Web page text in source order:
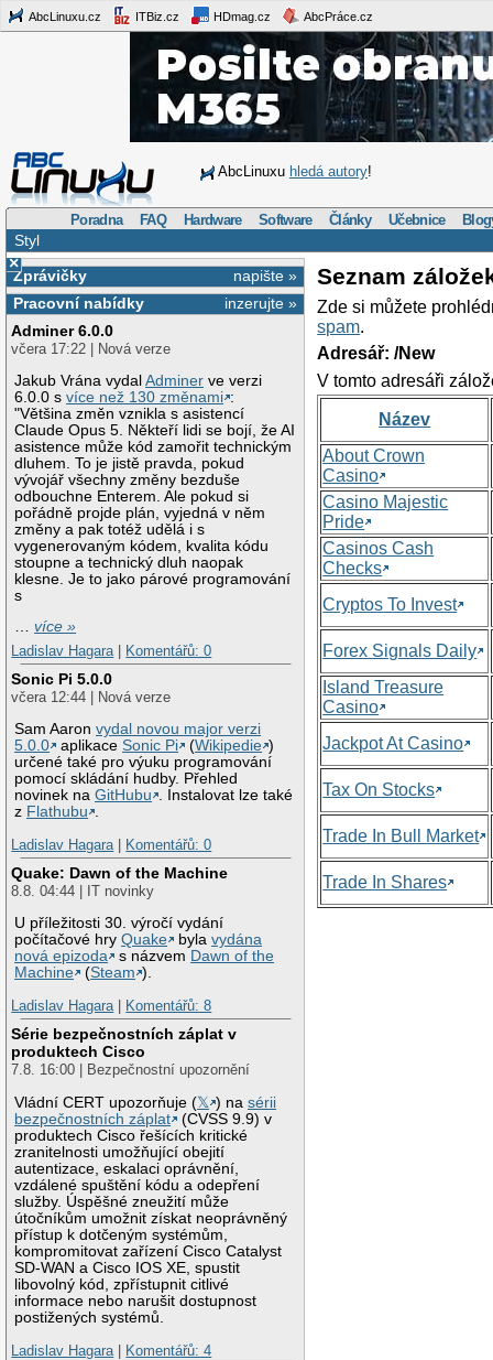
AbcLinuxu.cz ITBiz.cz HDmag.cz AbcPráce.cz
AbcLinuxu hledá autory!
Poradna FAQ Hardware Software Články Učebnice
Styl
×
napište »
Zprávičky
inzerujte »
Pracovní nabídky
Adminer 6.0.0
včera 17:22 | Nová verze
Jakub Vrána vydalAdminer ve verzi
6.0.0 svíce než 130 změnami :
"Většina změn vznikla s asistencí
Claude Opus 5. Někteří lidi se bojí, že AI
asistence může kód zamořit technickým
dluhem. To je jistě pravda, pokud
vývojář všechny změny bezduše
odbouchne Enterem. Ale pokud si
pořádně projde plán, vyjedná v něm
změny a pak totéž udělá i s
vygenerovaným kódem, kvalita kódu
stoupne a technický dluh naopak
klesne. Je to jako párové programování
s
…více »
Ladislav Hagara
Komentářů: 0
Sonic Pi 5.0.0
včera 12:44 | Nová verze
Sam Aaronvydal novou major verzi
5.0.0
aplikaceSonic Pi (Wikipedie )
určené také pro výuku programování
pomocí skládání hudby. Přehled
novinek naGitHubu . Instalovat lze také
z Flathubu .
Ladislav Hagara
Komentářů: 0
Quake: Dawn of the Machine
8.8. 04:44 | IT novinky
U příležitosti 30. výročí vydání
počítačové hryQuake bylavydána
nová epizoda
s názvem Dawn of the
Machine
(Steam ).
Ladislav Hagara
Komentářů: 8
Série bezpečnostních záplat v
produktech Cisco
7.8. 16:00 | Bezpečnostní upozornění
Vládní CERT upozorňuje (𝕏 ) nasérii
bezpečnostních záplat
(CVSS 9.9) v
produktech Cisco řešících kritické
zranitelnosti umožňující obejití
autentizace, eskalaci oprávnění,
vzdálené spuštění kódu a odepření
služby. Úspěšné zneužití může
útočníkům umožnit získat neoprávněný
přístup k dotčeným systémům,
kompromitovat zařízení Cisco Catalyst
SD-WAN a Cisco IOS XE, spustit
libovolný kód, zpřístupnit citlivé
informace nebo narušit dostupnost
postižených systémů.
Ladislav Hagara
Komentářů: 4
Seznam
Zde si můžete
spam.
Adresář: /New
V tomto adresáři
Název
About Crown
Casino
Casino Majestic
Pride
Casinos Cash
Checks
Cryptos To Invest
Forex Signals Daily
Island Treasure
Casino
Jackpot At Casino
Tax On Stocks
Trade In Bull Market
Trade In Shares